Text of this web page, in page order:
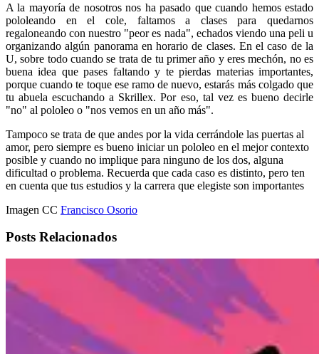
A la mayoría de nosotros nos ha pasado que cuando hemos estado
pololeando en el cole, faltamos a clases para quedarnos
regaloneando con nuestro "peor es nada", echados viendo una peli u
organizando algún panorama en horario de clases. En el caso de la
U, sobre todo cuando se trata de tu primer año y eres mechón, no es
buena idea que pases faltando y te pierdas materias importantes,
porque cuando te toque ese ramo de nuevo, estarás más colgado que
tu abuela escuchando a Skrillex. Por eso, tal vez es bueno decirle
"no" al pololeo o "nos vemos en un año más".
Tampoco se trata de que andes por la vida cerrándole las puertas al
amor, pero siempre es bueno iniciar un pololeo en el mejor contexto
posible y cuando no implique para ninguno de los dos, alguna
dificultad o problema. Recuerda que cada caso es distinto, pero ten
en cuenta que tus estudios y la carrera que elegiste son importantes
Imagen CC Francisco Osorio
Posts Relacionados